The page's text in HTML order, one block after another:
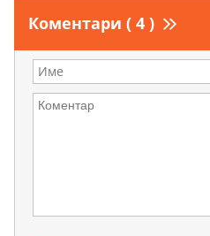
Коментари ( 4 )